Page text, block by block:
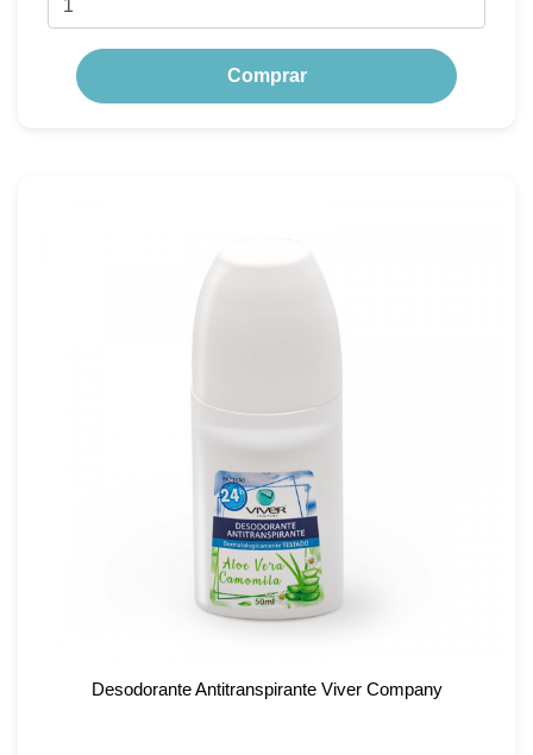
Comprar
Desodorante Antitranspirante Viver Company